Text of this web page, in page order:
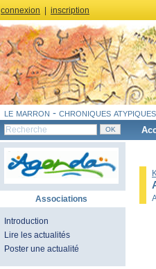
connexion inscription
le marron - chroniques
Associations
Introduction
Lire les actualités
Poster une actualité